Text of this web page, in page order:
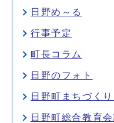
日野め～る
行事予定
町長コラム
日野のフォト
日野町まちづく
日野町総合教育会